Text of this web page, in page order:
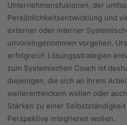
Unternehmensfusionen, der
Persönlichkeitsentwicklung und
externer oder interner
unvoreingenommen vorgehen,
erfolgreich Lösungsstrategien
zum Systemischen Coach ist
diejenigen, die sich an ihrem
weiterentwickeln wollen oder
Stärken zu einer
Perspektive integrieren wollen.